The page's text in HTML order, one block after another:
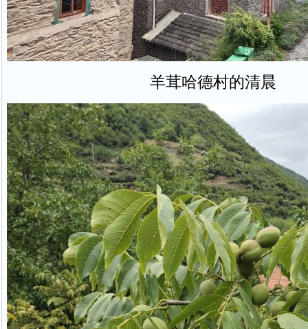
羊茸哈德村的清晨